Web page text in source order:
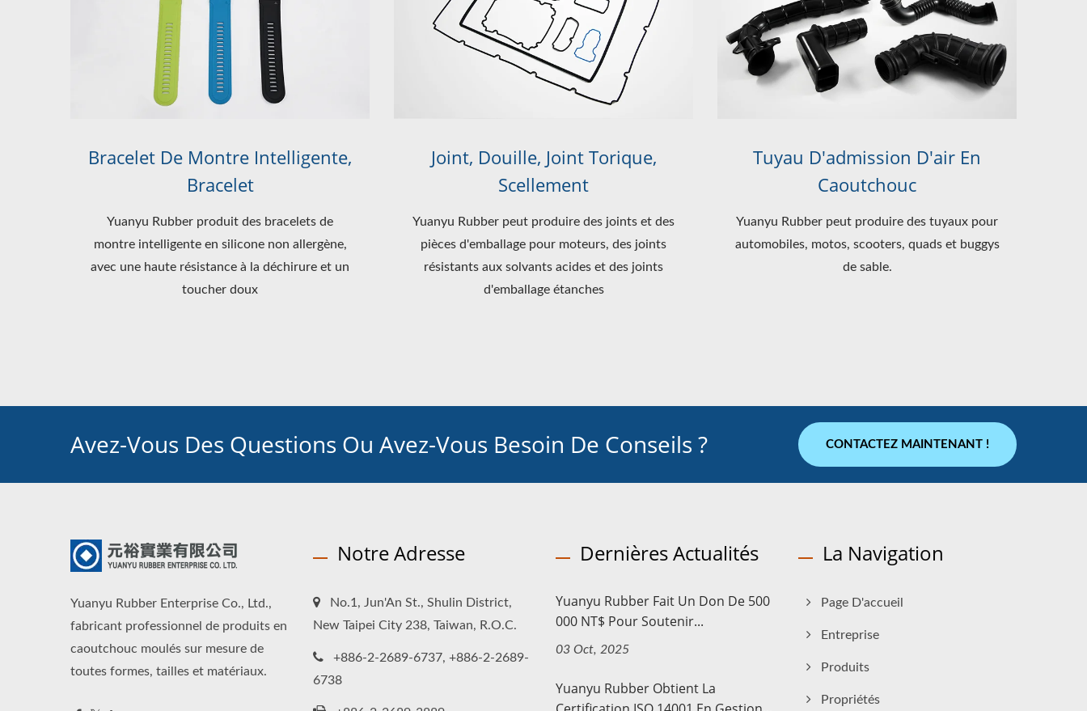
Bracelet De Montre Intelligente,
Bracelet
Yuanyu Rubber produit des bracelets de
montre intelligente en silicone non allergène,
avec une haute résistance à la déchirure et un
toucher doux
Joint, Douille, Joint Torique,
Scellement
Yuanyu Rubber peut produire des joints et des
pièces d'emballage pour moteurs, des joints
résistants aux solvants acides et des joints
d'emballage étanches
Tuyau D'admission D'air En
Caoutchouc
Yuanyu Rubber peut produire des tuyaux pour
automobiles, motos, scooters, quads et buggys
de sable.
Avez-Vous Des Questions Ou Avez-Vous Besoin De Conseils ? CONTACTEZ MAINTENANT !
Yuanyu Rubber Enterprise Co., Ltd.,
fabricant professionnel de produits en
caoutchouc moulés sur mesure de
toutes formes, tailles et matériaux.
Notre Adresse
No.1, Jun'An St., Shulin District,
New Taipei City 238, Taiwan, R.O.C.
+886-2-2689-6737, +886-2-2689-
6738
Dernières Actualités
Yuanyu Rubber Fait Un Don De 500
000 NT$ Pour Soutenir...
03 Oct, 2025
Yuanyu Rubber Obtient La
La Navigation
Page D'accueil
Entreprise
Produits
Propriétés